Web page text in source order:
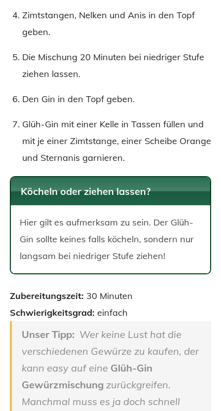
Zimtstangen, Nelken und Anis in den Topf
geben.
Die Mischung 20 Minuten bei niedriger Stufe
ziehen lassen.
Den Gin in den Topf geben.
Glüh-Gin mit einer Kelle in Tassen füllen und
mit je einer Zimtstange, einer Scheibe Orange
und Sternanis garnieren.
Köcheln oder ziehen lassen?
Hier gilt es aufmerksam zu sein. Der Glüh-
Gin sollte keines falls köcheln, sondern nur
langsam bei niedriger Stufe ziehen!
Zubereitungszeit: 30 Minuten
Schwierigkeitsgrad: einfach
Unser Tipp: Wer keine Lust hat die
verschiedenen Gewürze zu kaufen, der
kann easy auf eine Glüh-Gin
Gewürzmischung zurückgreifen.
Manchmal muss es ja doch schnell